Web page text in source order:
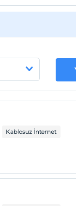
Kablosuz İnternet